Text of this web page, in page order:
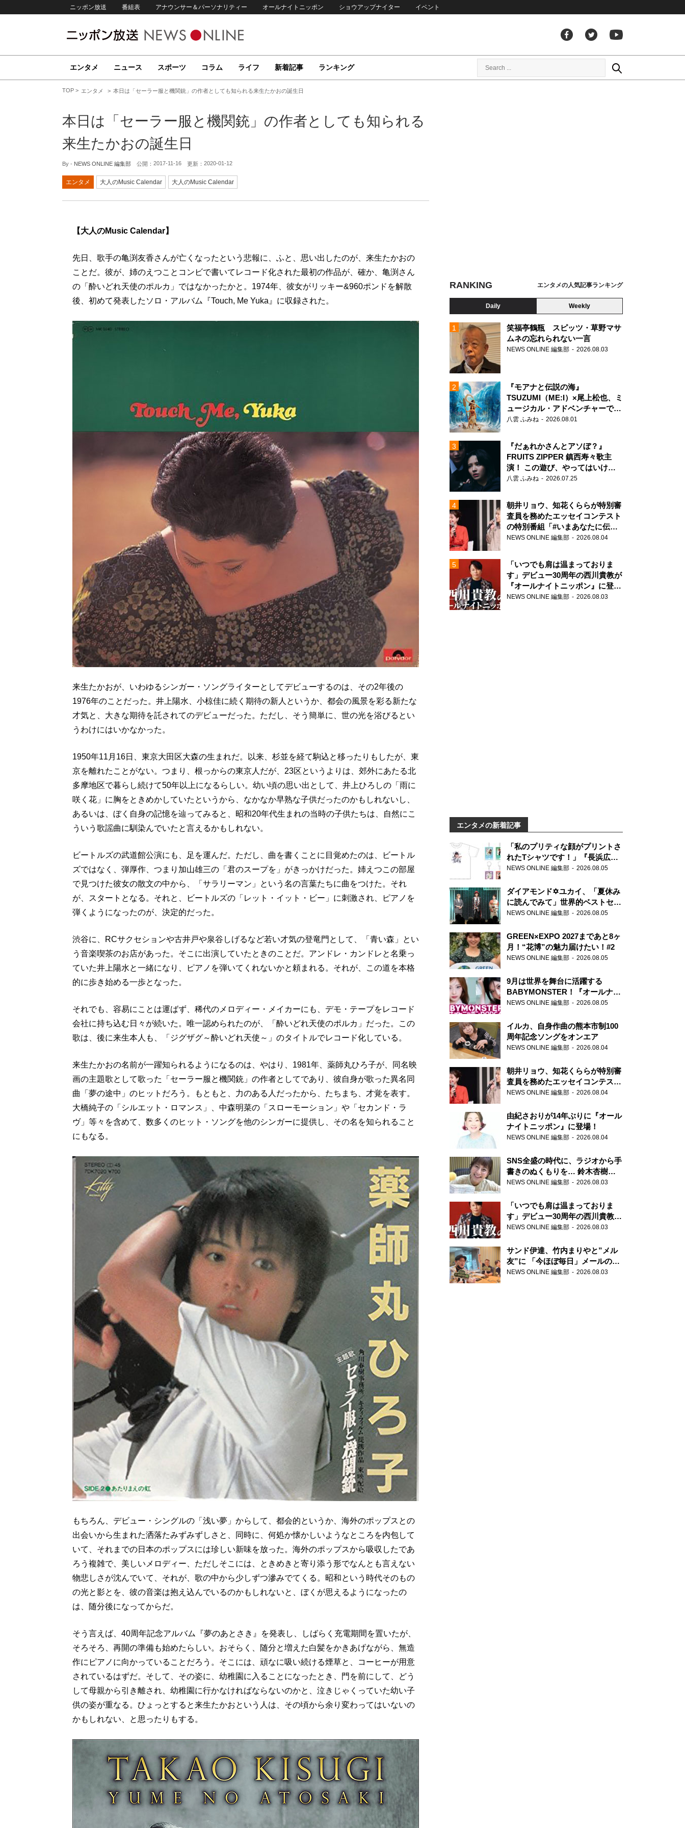
ニッポン放送 番組表 アナウンサー＆パーソナリティー オールナイトニッポン ショウアップナイター イベント
エンタメ ニュース スポーツ コラム ライフ 新着記事 ランキング
TOP エンタメ 本日は「セーラー服と機関銃」の作者としても知られる来生たかおの誕生日
本日は「セーラー服と機関銃」の作者としても知られる
来生たかおの誕生日
By - NEWS ONLINE 編集部 公開： 2017-11-16 更新： 2020-01-12
エンタメ 大人のMusic Calendar 大人のMusic Calendar
【大人のMusic Calendar】
先日、歌手の亀渕友香さんが亡くなったという悲報に、ふと、思い出したのが、来生たかおの
ことだ。彼が、姉のえつことコンビで書いてレコード化された最初の作品が、確か、亀渕さん
の「酔いどれ天使のポルカ」ではなかったかと。1974年、彼女がリッキー&960ポンドを解散
後、初めて発表したソロ・アルバム『Touch, Me Yuka』に収録された。
来生たかおが、いわゆるシンガー・ソングライターとしてデビューするのは、その2年後の
1976年のことだった。井上陽水、小椋佳に続く期待の新人というか、都会の風景を彩る新たな
才気と、大きな期待を託されてのデビューだった。ただし、そう簡単に、世の光を浴びるとい
うわけにはいかなかった。
1950年11月16日、東京大田区大森の生まれだ。以来、杉並を経て駒込と移ったりもしたが、東
京を離れたことがない。つまり、根っからの東京人だが、23区というよりは、郊外にあたる北
多摩地区で暮らし続けて50年以上になるらしい。幼い頃の思い出として、井上ひろしの「雨に
咲く花」に胸をときめかしていたというから、なかなか早熟な子供だったのかもしれないし、
あるいは、ぼく自身の記憶を辿ってみると、昭和20年代生まれの当時の子供たちは、自然にこ
ういう歌謡曲に馴染んでいたと言えるかもしれない。
ビートルズの武道館公演にも、足を運んだ。ただし、曲を書くことに目覚めたのは、ビートル
ズではなく、弾厚作、つまり加山雄三の「君のスープを」がきっかけだった。姉えつこの部屋
で見つけた彼女の散文の中から、「サラリーマン」という名の言葉たちに曲をつけた。それ
が、スタートとなる。それと、ビートルズの「レット・イット・ビー」に刺激され、ピアノを
弾くようになったのが、決定的だった。
渋谷に、RCサクセションや古井戸や泉谷しげるなど若い才気の登竜門として、「青い森」とい
う音楽喫茶のお店があった。そこに出演していたときのことだ。アンドレ・カンドレと名乗っ
ていた井上陽水と一緒になり、ピアノを弾いてくれないかと頼まれる。それが、この道を本格
的に歩き始める一歩となった。
それでも、容易にことは運ばず、稀代のメロディー・メイカーにも、デモ・テープをレコード
会社に持ち込む日々が続いた。唯一認められたのが、「酔いどれ天使のポルカ」だった。この
歌は、後に来生本人も、「ジグザグ～酔いどれ天使～」のタイトルでレコード化している。
来生たかおの名前が一躍知られるようになるのは、やはり、1981年、薬師丸ひろ子が、同名映
画の主題歌として歌った「セーラー服と機関銃」の作者としてであり、彼自身が歌った異名同
曲「夢の途中」のヒットだろう。もともと、力のある人だったから、たちまち、才覚を表す。
大橋純子の「シルエット・ロマンス」、中森明菜の「スローモーション」や「セカンド・ラ
ヴ」等々を含めて、数多くのヒット・ソングを他のシンガーに提供し、その名を知られること
にもなる。
もちろん、デビュー・シングルの「浅い夢」からして、都会的というか、海外のポップスとの
出会いから生まれた洒落たみずみずしさと、同時に、何処か懐かしいようなところを内包して
いて、それまでの日本のポップスには珍しい新味を放った。海外のポップスから吸収したであ
ろう複雑で、美しいメロディー、ただしそこには、ときめきと寄り添う形でなんとも言えない
物悲しさが沈んでいて、それが、歌の中から少しずつ滲みでてくる。昭和という時代そのもの
の光と影とを、彼の音楽は抱え込んでいるのかもしれないと、ぼくが思えるようになったの
は、随分後になってからだ。
そう言えば、40周年記念アルバム『夢のあとさき』を発表し、しばらく充電期間を置いたが、
そろそろ、再開の準備も始めたらしい。おそらく、随分と増えた白髪をかきあげながら、無造
作にピアノに向かっていることだろう。そこには、頑なに吸い続ける煙草と、コーヒーが用意
されているはずだ。そして、その姿に、幼稚園に入ることになったとき、門を前にして、どう
して母親から引き離され、幼稚園に行かなければならないのかと、泣きじゃくっていた幼い子
供の姿が重なる。ひょっとすると来生たかおという人は、その頃から余り変わってはいないの
かもしれない、と思ったりもする。
RANKING エンタメの人気記事ランキング
Daily Weekly
笑福亭鶴瓶 スピッツ・草野マサ
ムネの忘れられない一言
NEWS ONLINE 編集部 2026.08.03
『モアナと伝説の海』
TSUZUMI（ME:I）×尾上松也、ミ
ュージカル・アドベンチャーで美
声を響かせる
八雲 ふみね 2026.08.01
『だぁれかさんとアソぼ？』
FRUITS ZIPPER 鎮西寿々歌主
演！ この遊び、やってはいけま
せん。
八雲 ふみね 2026.07.25
朝井リョウ、知花くららが特別審
査員を務めたエッセイコンテスト
の特別番組「#いまあなたに伝え
たいこと」
NEWS ONLINE 編集部 2026.08.04
「いつでも肩は温まっておりま
す」デビュー30周年の西川貴教が
『オールナイトニッポン』に登
場！
NEWS ONLINE 編集部 2026.08.03
エンタメの新着記事
「私のプリティな顔がプリントさ
れたTシャツです！」『長浜広奈
天下無双』初の番組グッズ発売
NEWS ONLINE 編集部 2026.08.05
ダイアモンド✡ユカイ、「夏休み
に読んでみて」世界的ベストセラ
ー『アナスタシア』を紹介
NEWS ONLINE 編集部 2026.08.05
GREEN×EXPO 2027まであと8ヶ
月！“花博”の魅力届けたい！#2
NEWS ONLINE 編集部 2026.08.05
9月は世界を舞台に活躍する
BABYMONSTER！『オールナイ
トニッポンPODCAST』月替わり
NEWS ONLINE 編集部 2026.08.05
イルカ、自身作曲の熊本市制100
周年記念ソングをオンエア
NEWS ONLINE 編集部 2026.08.04
朝井リョウ、知花くららが特別審
査員を務めたエッセイコンテスト
の特別番組「#いまあなたに伝え
NEWS ONLINE 編集部 2026.08.04
由紀さおりが14年ぶりに『オール
ナイトニッポン』に登場！
NEWS ONLINE 編集部 2026.08.04
SNS全盛の時代に、ラジオから手
書きのぬくもりを… 鈴木杏樹の
直筆はがきが届く！
郵便局
NEWS ONLINE 編集部 2026.08.03
「いつでも肩は温まっておりま
す」デビュー30周年の西川貴教が
『オールナイトニッポン』に登
NEWS ONLINE 編集部 2026.08.03
サンド伊達、竹内まりやと”メル
友”に 「今ほぼ毎日」メールのや
り取り明かす
NEWS ONLINE 編集部 2026.08.03